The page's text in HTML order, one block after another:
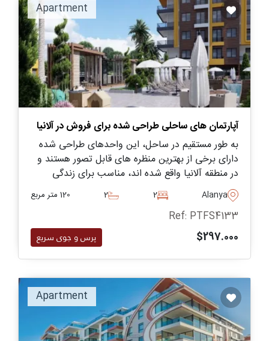
Apartment
آپارتمان های ساحلی طراحی شده برای فروش در آلانیا
به طور مستقیم در ساحل، این واحدهای طراحی شده
دارای برخی از بهترین منظره های قابل تصور هستند و
در منطقه آلانیا واقع شده اند، مناسب برای زندگی
خانواده در شهر با دسترسی به طیف کاملی از امکانات
اجتماعی و رفاهی.
Alanya
2
2 120 متر مربع
Ref: PTFS4133
$297.000 پرس و جوی سریع
Apartment